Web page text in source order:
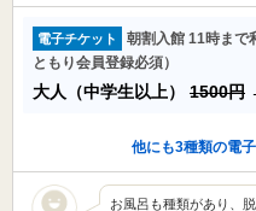
電子チケット
朝割入館 11時まで
ともり会員登録必須）
大人（中学生以上） 1500円
他にも3種類の電
お風呂も種類があり、